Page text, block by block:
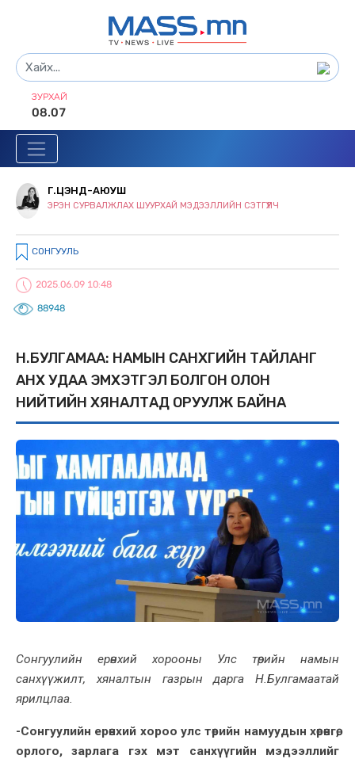
ЗУРХАЙ
08.07
Г.ЦЭНД-АЮУШ
ЭРЭН СУРВАЛЖЛАХ ШУУРХАЙ МЭДЭЭЛЛИЙН СЭТГҮҮЛЧ
СОНГУУЛЬ
2025.06.09 10:48
88948
Н.БУЛГАМАА: НАМЫН САНХҮҮГИЙН ТАЙЛАНГ
АНХ УДАА ЭМХЭТГЭЛ БОЛГОН ОЛОН
НИЙТИЙН ХЯНАЛТАД ОРУУЛЖ БАЙНА
Сонгуулийн ерөнхий хорооны Улс төрийн намын
санхүүжилт, хяналтын газрын дарга Н.Булгамаатай
ярилцлаа.
-Сонгуулийн ерөнхий хороо улс төрийн намуудын хөрөнгө,
орлого, зарлага гэх мэт санхүүгийн мэдээллийг